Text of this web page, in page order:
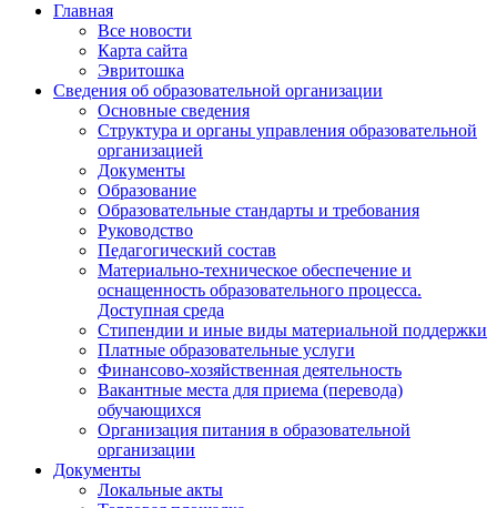
Главная
Все новости
Карта сайта
Эвритошка
Сведения об образовательной организации
Основные сведения
Структура и органы управления образовательной
организацией
Документы
Образование
Образовательные стандарты и требования
Руководство
Педагогический состав
Материально-техническое обеспечение и
оснащенность образовательного процесса.
Доступная среда
Стипендии и иные виды материальной поддержки
Платные образовательные услуги
Финансово-хозяйственная деятельность
Вакантные места для приема (перевода)
обучающихся
Организация питания в образовательной
организации
Документы
Локальные акты